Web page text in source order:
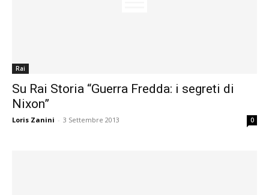
Rai
Su Rai Storia “Guerra Fredda: i segreti di
Nixon”
Loris Zanini - 3 Settembre 2013 0